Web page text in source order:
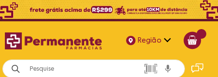
Região
Alagoas